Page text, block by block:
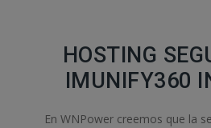
HOSTING
IMUNIFY360
En WNPower creemos que la